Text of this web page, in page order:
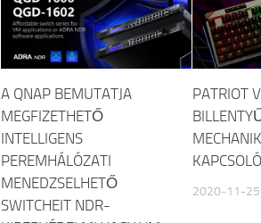
A QNAP BEMUTATJA
MEGFIZETHETŐ
INTELLIGENS
PEREMHÁLÓZATI
MENEDZSELHETŐ
SWITCHEIT NDR-
PATRIOT
2020-11-25